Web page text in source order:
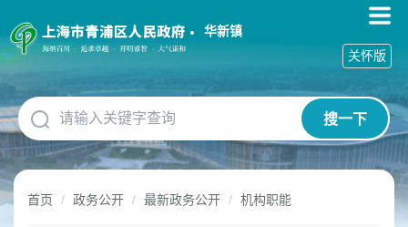
障
碍
作
说
明
跳
到
网
华新镇
搜一下
关怀版
首页 政务公开 最新政务公开 机构职能